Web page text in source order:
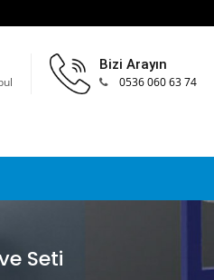
Bizi Arayın
0536 060 63 74
Seti